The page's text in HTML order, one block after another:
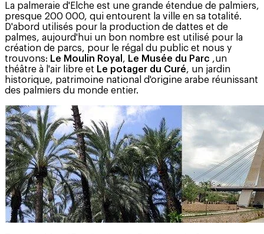
La palmeraie d'Elche est une grande étendue de palmiers,
presque 200 000, qui entourent la ville en sa totalité.
D'abord utilisés pour la production de dattes et de
palmes, aujourd'hui un bon nombre est utilisé pour la
création de parcs, pour le régal du public et nous y
trouvons: Le Moulin Royal , Le Musée du Parc ,un
théâtre à l'air libre et Le potager du Curé, un jardin
historique, patrimoine national d'origine arabe réunissant
des palmiers du monde entier.